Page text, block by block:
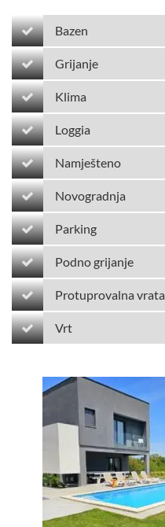
Bazen
Grijanje
Klima
Loggia
Namješteno
Novogradnja
Parking
Podno grijanje
Protuprovalna vrata
Vrt